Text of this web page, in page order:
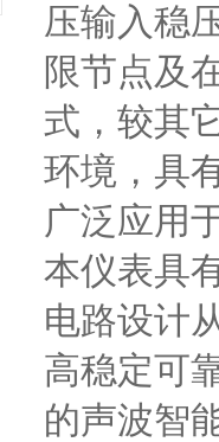
压输入稳
限节点及
式，较其
环境，具
广泛应用
本仪表具
电路设计
高稳定可
的声波智